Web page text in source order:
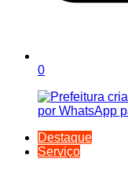
0
Destaque
Serviço